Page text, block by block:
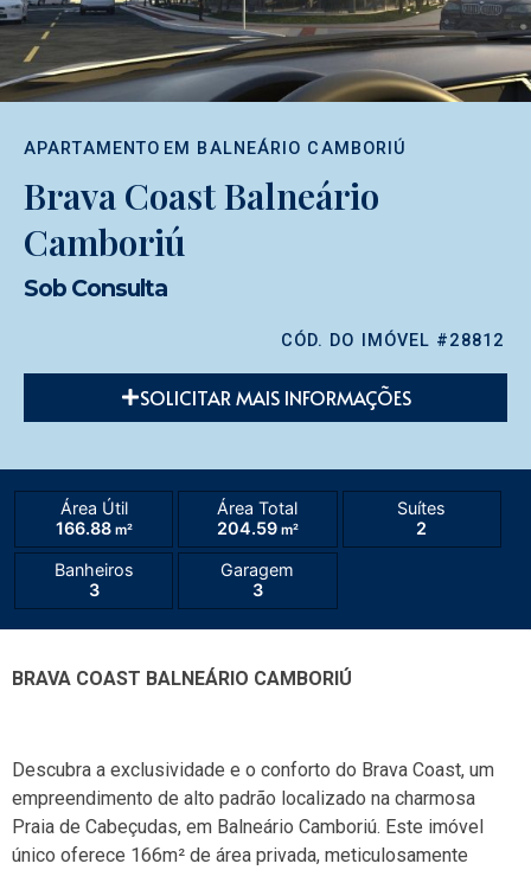
APARTAMENTO EM BALNEÁRIO CAMBORIÚ
Brava Coast Balneário
Camboriú
Sob Consulta
CÓD. DO IMÓVEL #28812
SOLICITAR MAIS INFORMAÇÕES
Área Útil
166.88m²
Área Total
204.59m²
Suítes
2
Banheiros
3
Garagem
3
BRAVA COAST BALNEÁRIO CAMBORIÚ
Descubra a exclusividade e o conforto do Brava Coast, um
empreendimento de alto padrão localizado na charmosa
Praia de Cabeçudas, em Balneário Camboriú. Este imóvel
único oferece 166m² de área privada, meticulosamente